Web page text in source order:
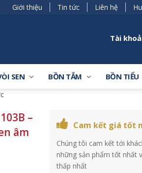
Giới thiệu Tin tức Liên hệ
Tài
SEN BỒN TẮM BỒN TIỂU
–
âm
Cam kết giá tốt
Chúng tôi cam kết tới
những sản phẩm tốt nhất
thấp nhất